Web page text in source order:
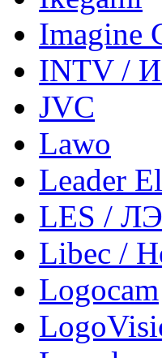
Imagine
INTV /
JVC
Lawo
Leader
LES /
Libec /
Logocam